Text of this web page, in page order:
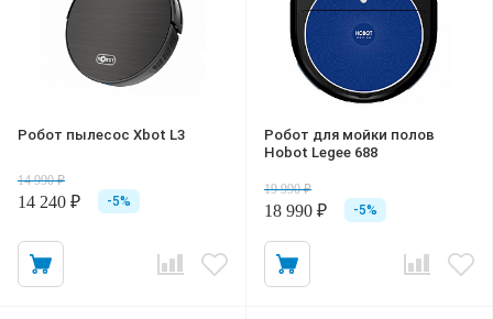
Робот пылесос Xbot L3
14 990 ₽
14 240 ₽ -5%
Робот для мойки полов
Hobot Legee 688
19 990 ₽
18 990 ₽ -5%